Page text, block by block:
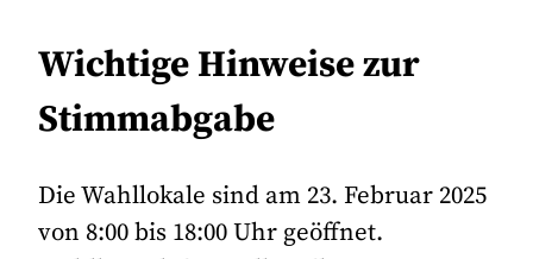
Wichtige Hinweise zur
Stimmabgabe
Die Wahllokale sind am 23. Februar 2025
von 8:00 bis 18:00 Uhr geöffnet.